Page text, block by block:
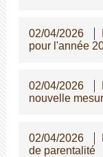
02/04/2026
pour l'année
02/04/2026
nouvelle
02/04/2026
de parentalité